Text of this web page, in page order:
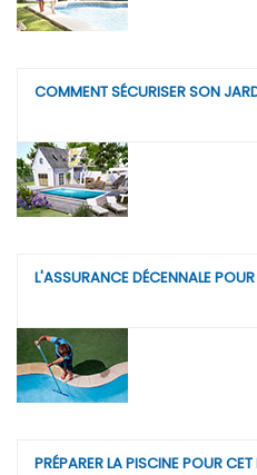
COMMENT SÉCURISER SON
L'ASSURANCE DÉCENNALE
PRÉPARER LA PISCINE POUR CET